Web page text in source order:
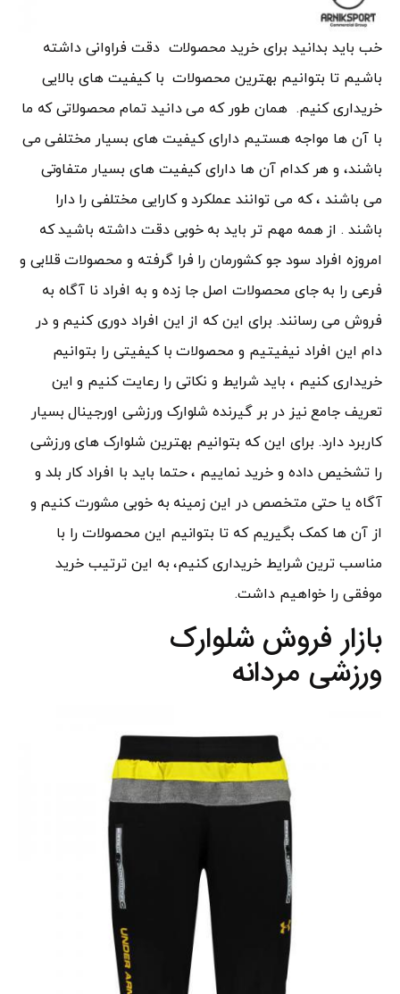
خب باید بدانید برای خرید محصولات دقت فراوانی داشته
باشیم تا بتوانیم بهترین محصولات با کیفیت های بالایی
خریداری کنیم. همان طور که می دانید تمام محصولاتی که ما
با آن ها مواجه هستیم دارای کیفیت های بسیار مختلفی می
باشند، و هر کدام آن ها دارای کیفیت های بسیار متفاوتی
می باشند ، که می توانند عملکرد و کارایی مختلفی را دارا
باشند . از همه مهم تر باید به خوبی دقت داشته باشید که
امروزه افراد سود جو کشورمان را فرا گرفته و محصولات قلابی و
فرعی را به جای محصولات اصل جا زده و به افراد نا آگاه به
فروش می رسانند. برای این که از این افراد دوری کنیم و در
دام این افراد نیفیتیم و محصولات با کیفیتی را بتوانیم
خریداری کنیم ، باید شرایط و نکاتی را رعایت کنیم و این
تعریف جامع نیز در بر گیرنده شلوارک ورزشی اورجینال بسیار
کاربرد دارد. برای این که بتوانیم بهترین شلوارک های ورزشی
را تشخیص داده و خرید نماییم ، حتما باید با افراد کار بلد و
آگاه یا حتی متخصص در این زمینه به خوبی مشورت کنیم و
از آن ها کمک بگیریم که تا بتوانیم این محصولات را با
مناسب ترین شرایط خریداری کنیم، به این ترتیب خرید
موفقی را خواهیم داشت.
بازار فروش شلوارک
ورزشی مردانه